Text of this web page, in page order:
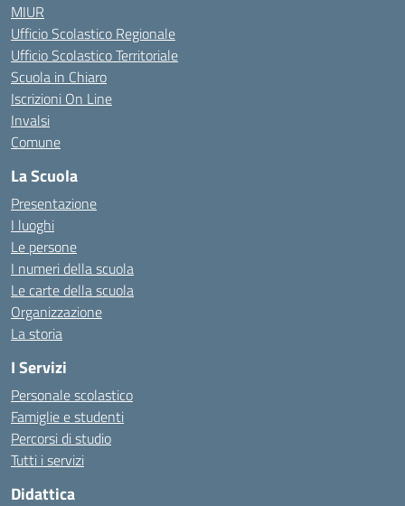
MIUR
Ufficio Scolastico Regionale
Ufficio Scolastico Territoriale
Scuola in Chiaro
Iscrizioni On Line
Invalsi
Comune
La Scuola
Presentazione
I luoghi
Le persone
I numeri della scuola
Le carte della scuola
Organizzazione
La storia
I Servizi
Personale scolastico
Famiglie e studenti
Percorsi di studio
Tutti i servizi
Didattica